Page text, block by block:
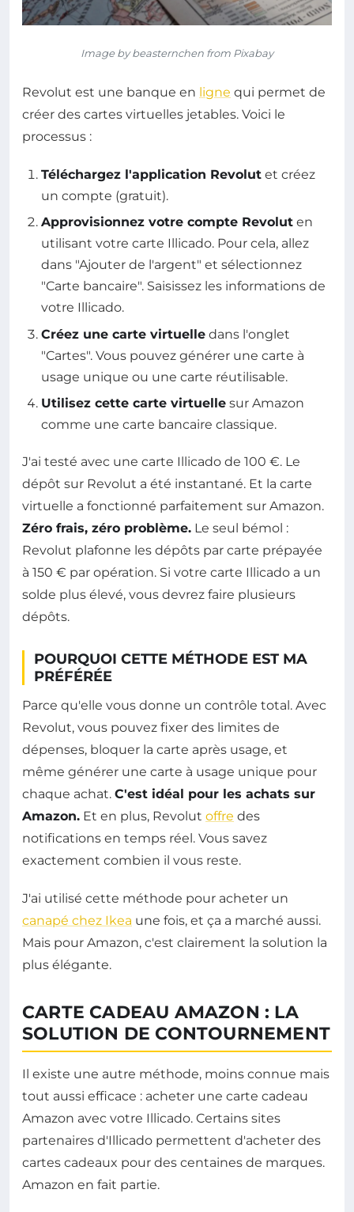
Image by beasternchen from Pixabay
Revolut est une banque en ligne qui permet de
créer des cartes virtuelles jetables. Voici le
processus :
Téléchargez l'application Revolut et créez
un compte (gratuit).
Approvisionnez votre compte Revolut en
utilisant votre carte Illicado. Pour cela, allez
dans "Ajouter de l'argent" et sélectionnez
"Carte bancaire". Saisissez les informations de
votre Illicado.
Créez une carte virtuelle dans l'onglet
"Cartes". Vous pouvez générer une carte à
usage unique ou une carte réutilisable.
Utilisez cette carte virtuelle sur Amazon
comme une carte bancaire classique.
J'ai testé avec une carte Illicado de 100 €. Le
dépôt sur Revolut a été instantané. Et la carte
virtuelle a fonctionné parfaitement sur Amazon.
Zéro frais, zéro problème. Le seul bémol :
Revolut plafonne les dépôts par carte prépayée
à 150 € par opération. Si votre carte Illicado a un
solde plus élevé, vous devrez faire plusieurs
dépôts.
POURQUOI CETTE MÉTHODE EST MA
PRÉFÉRÉE
Parce qu'elle vous donne un contrôle total. Avec
Revolut, vous pouvez fixer des limites de
dépenses, bloquer la carte après usage, et
même générer une carte à usage unique pour
chaque achat. C'est idéal pour les achats sur
Amazon. Et en plus, Revolut offre des
notifications en temps réel. Vous savez
exactement combien il vous reste.
J'ai utilisé cette méthode pour acheter un
canapé chez Ikea une fois, et ça a marché aussi.
Mais pour Amazon, c'est clairement la solution la
plus élégante.
CARTE CADEAU AMAZON : LA
SOLUTION DE CONTOURNEMENT
Il existe une autre méthode, moins connue mais
tout aussi efficace : acheter une carte cadeau
Amazon avec votre Illicado. Certains sites
partenaires d'Illicado permettent d'acheter des
cartes cadeaux pour des centaines de marques.
Amazon en fait partie.